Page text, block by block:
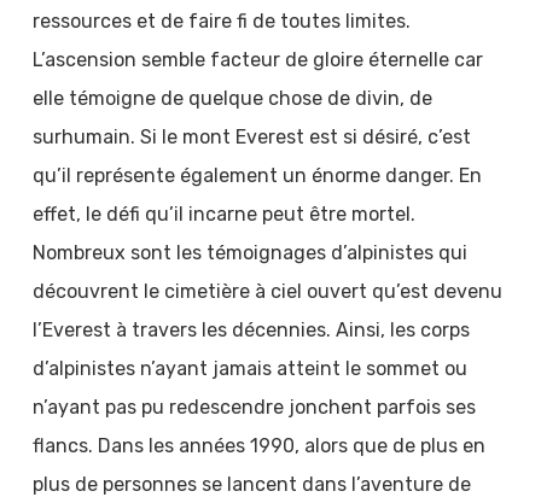
ressources et de faire fi de toutes limites.
L’ascension semble facteur de gloire éternelle car
elle témoigne de quelque chose de divin, de
surhumain. Si le mont Everest est si désiré, c’est
qu’il représente également un énorme danger. En
effet, le défi qu’il incarne peut être mortel.
Nombreux sont les témoignages d’alpinistes qui
découvrent le cimetière à ciel ouvert qu’est devenu
l’Everest à travers les décennies. Ainsi, les corps
d’alpinistes n’ayant jamais atteint le sommet ou
n’ayant pas pu redescendre jonchent parfois ses
flancs. Dans les années 1990, alors que de plus en
plus de personnes se lancent dans l’aventure de